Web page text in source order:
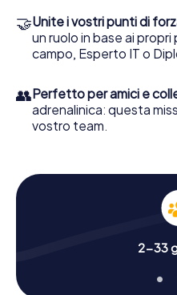
🤝Unite i vostri punti di
un ruolo in base ai
campo, Esperto IT o
👥Perfetto per amici e
adrenalinica: questa
vostro team.
2-33